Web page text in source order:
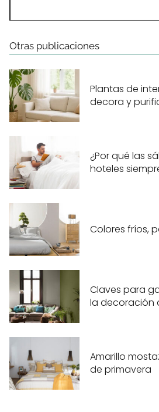
Otras publicaciones
Plantas de
decora y
¿Por qué las
hoteles
Colores fríos,
Claves para
la decoración
Amarillo
de primavera